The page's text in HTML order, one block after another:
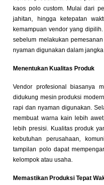
kaos polo custom. Mulai dari
jahitan, hingga ketepatan
kemampuan vendor yang
sebelum melakukan
nyaman digunakan dalam
Menentukan Kualitas Produk
Vendor profesional biasanya
didukung mesin produksi
rapi dan nyaman digunakan.
membuat warna kain lebih
lebih presisi. Kualitas produk
kebutuhan perusahaan,
tampilan polo dapat
kelompok atau usaha.
Memastikan Produksi Tepat